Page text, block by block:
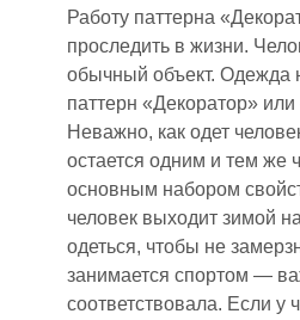
Работу паттерна
проследить в жизни.
обычный объект. Одежда
паттерн «Декоратор» или
Неважно, как одет
остается одним и тем же
основным набором
человек выходит зимой
одеться, чтобы не
занимается спортом —
соответствовала. Если у